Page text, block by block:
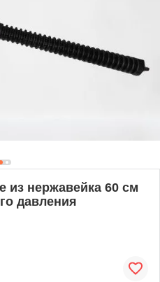
из нержавейка 60 см
давления